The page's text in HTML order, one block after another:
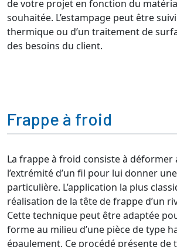
de votre projet en fonction du
souhaitée. L’estampage peut être
thermique ou d’un traitement de
des besoins du client.
Frappe à froid
La frappe à froid consiste à déformer
l’extrémité d’un fil pour lui donner
particulière. L’application la plus
réalisation de la tête de frappe d’un
Cette technique peut être adaptée
forme au milieu d’une pièce de type
épaulement. Ce procédé présente de